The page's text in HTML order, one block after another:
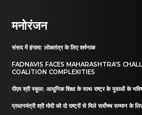
मनोरंजन
संसद में हंगामा: लोकतंत्र के लिए शर्मनाक
FADNAVIS FACES MAHARASHTRA’S
COALITION COMPLEXITIES
पीएम श्री स्कूल: आधुनिक शिक्षा के साथ राष्ट्र के युवाओं के
प्रधानमंत्री श्री मोदी को दो राष्ट्रों से मिले सर्वोच्च सम्मान के